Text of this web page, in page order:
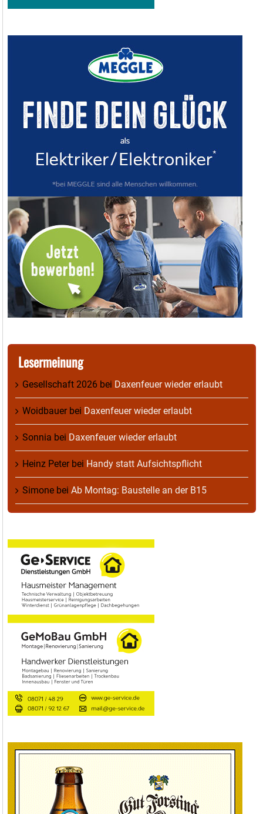
Lesermeinung
Gesellschaft 2026 bei Daxenfeuer wieder erlaubt
Woidbauerbei Daxenfeuer wieder erlaubt
Sonnia bei Daxenfeuer wieder erlaubt
Heinz Peterbei Handy statt Aufsichtspflicht
Simone bei Ab Montag: Baustelle an der B15